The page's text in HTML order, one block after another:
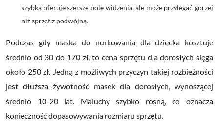
szybką oferuje szersze pole widzenia, ale może przylegać gorzej
niż sprzęt z podwójną.
Podczas gdy maska do nurkowania dla dziecka kosztuje
średnio od 30 do 170 zł, to cena sprzętu dla dorosłych sięga
około 250 zł. Jedną z możliwych przyczyn takiej rozbieżności
jest dłuższa żywotność masek dla dorosłych, wynoszącej
średnio 10-20 lat. Maluchy szybko rosną, co oznacza
konieczność dopasowywania rozmiaru sprzętu.